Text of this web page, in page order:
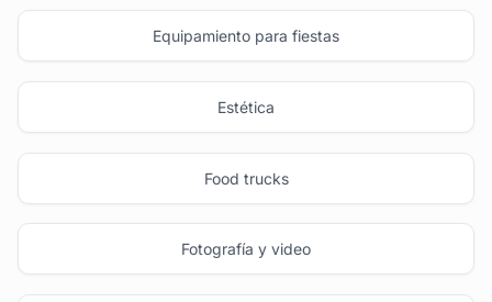
Equipamiento para fiestas
Estética
Food trucks
Fotografía y video